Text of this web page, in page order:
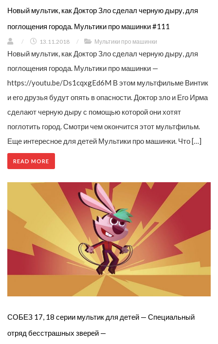
Новый мультик, как Доктор Зло сделал черную дыру, для
поглощения города. Мультики про машинки #111
/ 13.11.2018 / Мультики про машинки
Новый мультик, как Доктор Зло сделал черную дыру, для
поглощения города. Мультики про машинки —
https://youtu.be/Ds1cqxgEd6M В этом мультфильме Винтик
и его друзья будут опять в опасности. Доктор зло и Его Ирма
сделают черную дыру с помощью которой они хотят
поглотить город. Смотри чем окончится этот мультфильм.
Еще интересное для детей Мультики про машинки. Что […]
READ MORE
СОБЕЗ 17, 18 серии мультик для детей — Специальный
отряд бесстрашных зверей —